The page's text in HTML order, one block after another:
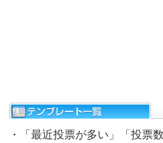
・「最近投票が多い」「投票